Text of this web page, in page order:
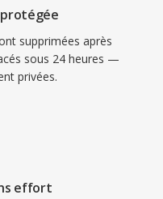
supprimées après
sous 24 heures —
privées.
effort